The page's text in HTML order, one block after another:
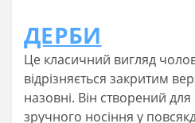
ДЕРБИ
Це класичний вигляд
відрізняється закритим
назовні. Він створений
зручного носіння у